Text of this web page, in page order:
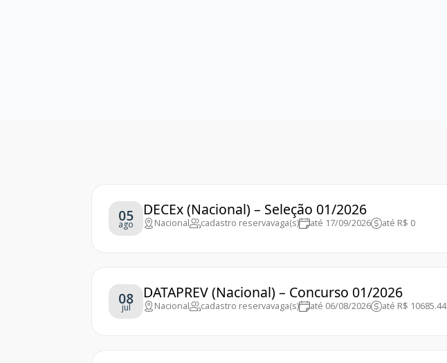
05
ago
DECEx (Nacional) – Seleção 01/2026
Nacional cadastro reservavaga(s) até 17/09/2026 até R$ 0
08
jul
DATAPREV (Nacional) – Concurso 01/2026
Nacional cadastro reservavaga(s) até 06/08/2026 até R$ 10685.44